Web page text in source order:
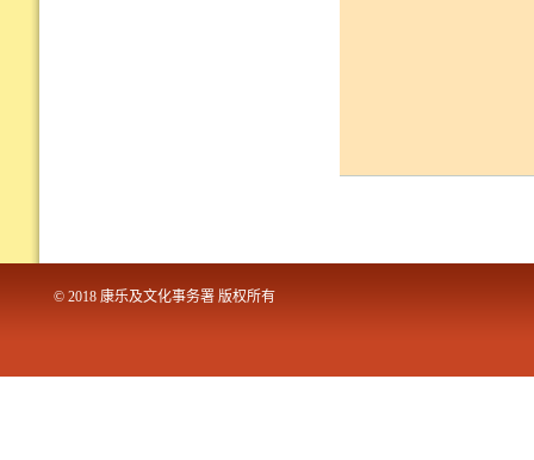
© 2018 康乐及文化事务署 版权所有